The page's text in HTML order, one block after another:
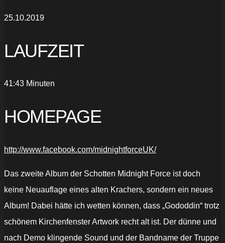
25.10.2019
LAUFZEIT
41:43 Minuten
HOMEPAGE
http://www.facebook.com/midnightforceUK/
Das zweite Album der Schotten Midnight Force ist doch
keine Neuauflage eines alten Krachers, sondern ein neues
Album! Dabei hätte ich wetten können, dass „Gododdin“ trotz
schönem Kirchenfenster Artwork recht alt ist. Der dünne und
nach Demo klingende Sound und der Bandname der Truppe